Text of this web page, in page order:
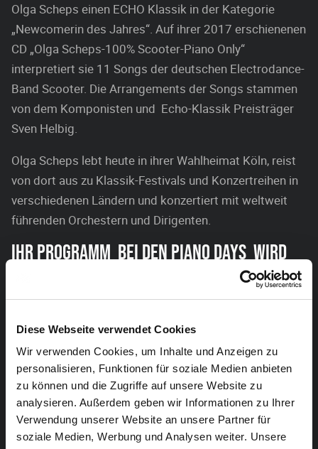
Diese Webseite verwendet Cookies
Wir verwenden Cookies, um Inhalte und Anzeigen zu
personalisieren, Funktionen für soziale Medien anbieten
zu können und die Zugriffe auf unsere Website zu
analysieren. Außerdem geben wir Informationen zu Ihrer
Verwendung unserer Website an unsere Partner für
soziale Medien, Werbung und Analysen weiter. Unsere
Olga Scheps einen ECHO Klassik in der Kategorie
„Newcomerin des Jahres“. Auf ihrer 2017 erschienenen
CD „Olga Scheps-100% Scooter-Piano Only“
interpretiert sie 11 Songs der deutschen Electrodance-
Band Scooter. Die Arrangements der Songs stammen
von dem Komponisten und Echo-Klassik Preisträger
Sven Helbig.
Olga Scheps lebt heute in ihrer Wahlheimat Köln, reist
von dort aus zu Klassik-Festivals und Konzertreihen in
verschiedenen Ländern und konzertiert mit weltweit
führenden Orchestern und Dirigenten.
IHR PROGRAMM BEI DEN PIANO DAYS WIRD
Wolfgang Amadeus Mozart (1756-1791):
Klaviersonate Nr. 9 a-Moll KV 310
Erik Satie (1866-1925): Gymnopédies
Scooter arranged by Sven Helbig Clemens and
Christian Pötzsch:
„How Much Is the Fish?“
„Mary Got No Lamb“